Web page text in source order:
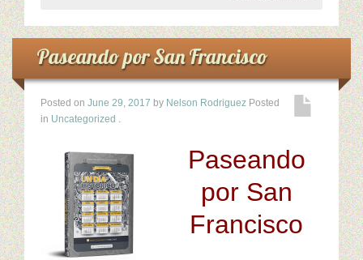
Paseando por San Francisco
Posted on June 29, 2017 by Nelson Rodriguez Posted
in Uncategorized .
Paseando
por San
Francisco